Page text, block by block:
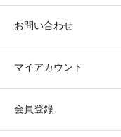
お問い合わせ
マイアカウント
会員登録